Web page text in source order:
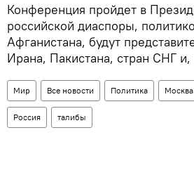
Конференция пройдет в
российской диаспоры,
Афганистана, будут
Ирана, Пакистана, стран СНГ
Мир Все новости Политика Москва
Россия талибы